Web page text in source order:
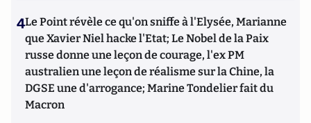
4Le Point révèle ce qu'on sniffe à l'Elysée, Marianne
que Xavier Niel hacke l'Etat; Le Nobel de la Paix
russe donne une leçon de courage, l'ex PM
australien une leçon de réalisme sur la Chine, la
DGSE une d'arrogance; Marine Tondelier fait du
Macron